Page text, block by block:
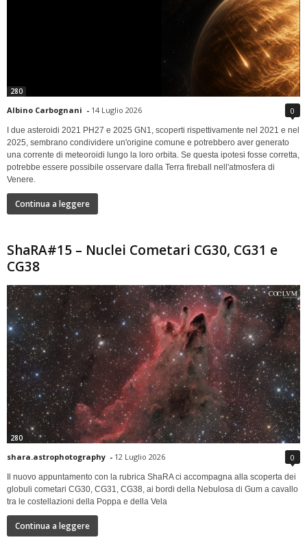
280
Albino Carbognani - 14 Luglio 2026 0
I due asteroidi 2021 PH27 e 2025 GN1, scoperti rispettivamente nel 2021 e nel
2025, sembrano condividere un'origine comune e potrebbero aver generato
una corrente di meteoroidi lungo la loro orbita. Se questa ipotesi fosse corretta,
potrebbe essere possibile osservare dalla Terra fireball nell'atmosfera di
Venere.
Continua a leggere
ShaRA#15 – Nuclei Cometari CG30, CG31 e
CG38
280
shara.astrophotography - 12 Luglio 2026 0
Il nuovo appuntamento con la rubrica ShaRA ci accompagna alla scoperta dei
globuli cometari CG30, CG31, CG38, ai bordi della Nebulosa di Gum a cavallo
tra le costellazioni della Poppa e della Vela
Continua a leggere